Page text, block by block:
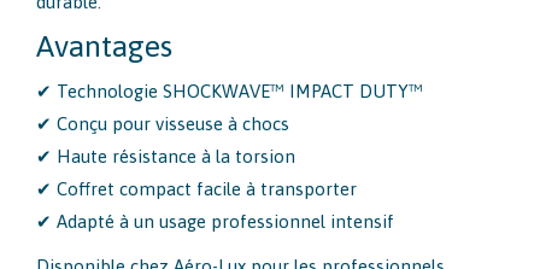
Avantages
✔ Technologie SHOCKWAVE™ IMPACT DUTY™
✔ Conçu pour visseuse à chocs
✔ Haute résistance à la torsion
✔ Coffret compact facile à transporter
✔ Adapté à un usage professionnel intensif